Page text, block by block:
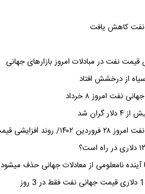
کاهش یافت
قیمت نفت در مبادلات امروز بازارهای جهانی
از درخشش افتاد
نفت امروز ۸ خرداد
گران شد
۱۴۰۲/ روند افزایشی قیمت نفت کند شد
آینده نامعلومی از معادلات جهانی حذف میشود